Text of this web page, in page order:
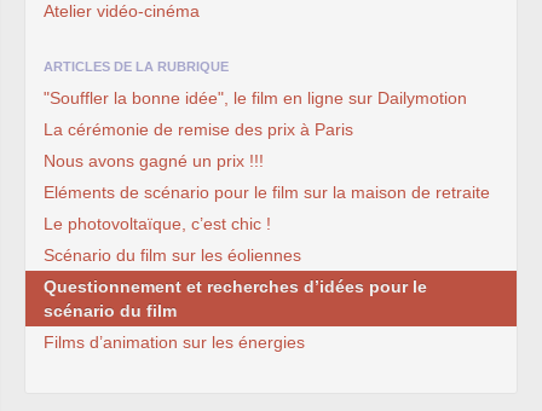
Atelier vidéo-cinéma
ARTICLES DE LA RUBRIQUE
"Souffler la bonne idée", le film en ligne sur Dailymotion
La cérémonie de remise des prix à Paris
Nous avons gagné un prix !!!
Eléments de scénario pour le film sur la maison de retraite
Le photovoltaïque, c’est chic !
Scénario du film sur les éoliennes
Questionnement et recherches d’idées pour le
scénario du film
Films d’animation sur les énergies